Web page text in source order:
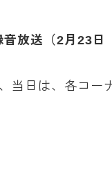
放送（2月23日
日は、各コー